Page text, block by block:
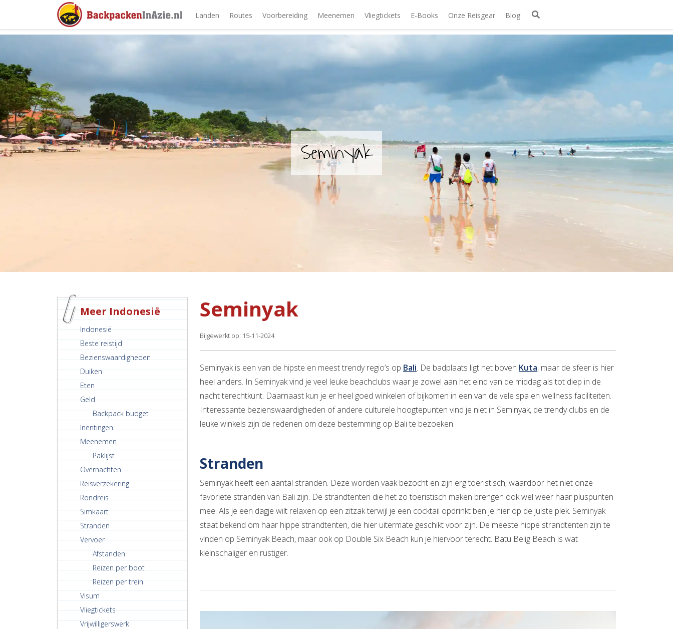
Landen Routes Voorbereiding Meenemen Vliegtickets E-Books Onze Reisgear Blog
Seminyak
Meer Indonesië
Indonesië
Beste reistijd
Bezienswaardigheden
Duiken
Eten
Geld
Backpack budget
Inentingen
Meenemen
Paklijst
Overnachten
Reisverzekering
Rondreis
Simkaart
Stranden
Vervoer
Afstanden
Reizen per boot
Reizen per trein
Visum
Vliegtickets
Vrijwilligerswerk
Seminyak
Bijgewerkt op: 15-11-2024
Seminyak is een van de hipste en meest trendy regio’s op Bali. De badplaats ligt net boven Kuta, maar de sfeer is hier
heel anders. In Seminyak vind je veel leuke beachclubs waar je zowel aan het eind van de middag als tot diep in de
nacht terechtkunt. Daarnaast kun je er heel goed winkelen of bijkomen in een van de vele spa en wellness faciliteiten.
Interessante bezienswaardigheden of andere culturele hoogtepunten vind je niet in Seminyak, de trendy clubs en de
leuke winkels zijn de redenen om deze bestemming op Bali te bezoeken.
Stranden
Seminyak heeft een aantal stranden. Deze worden vaak bezocht en zijn erg toeristisch, waardoor het niet onze
favoriete stranden van Bali zijn. De strandtenten die het zo toeristisch maken brengen ook wel weer haar pluspunten
mee. Als je een dagje wilt relaxen op een zitzak terwijl je een cocktail opdrinkt ben je hier op de juiste plek. Seminyak
staat bekend om haar hippe strandtenten, die hier uitermate geschikt voor zijn. De meeste hippe strandtenten zijn te
vinden op Seminyak Beach, maar ook op Double Six Beach kun je hiervoor terecht. Batu Belig Beach is wat
kleinschaliger en rustiger.